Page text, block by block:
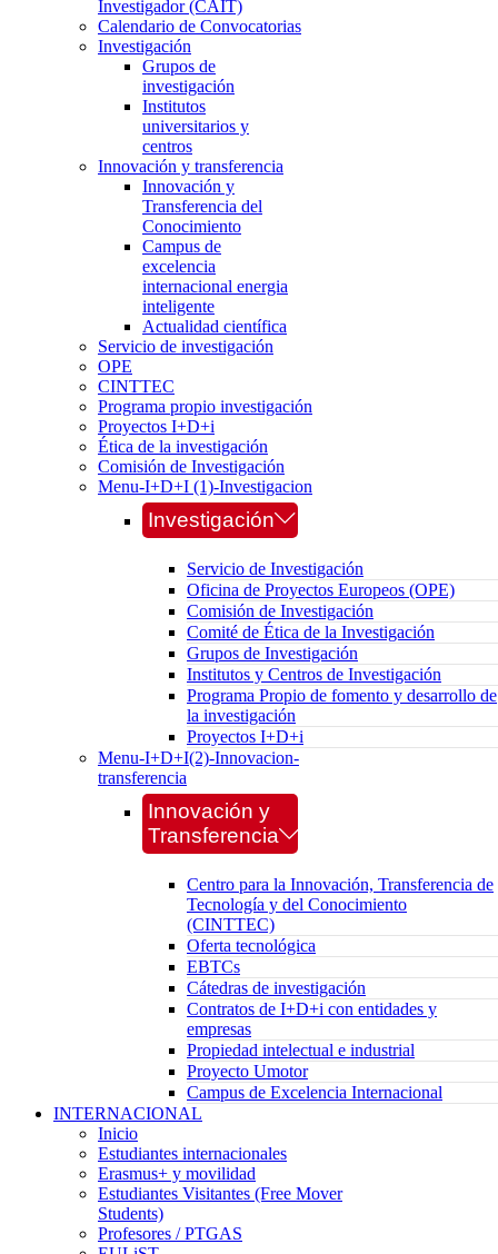
Investigador (CAIT)
Calendario de Convocatorias
Investigación
Grupos de
investigación
Institutos
universitarios y
centros
Innovación y transferencia
Innovación y
Transferencia del
Conocimiento
Campus de
excelencia
internacional energia
inteligente
Actualidad científica
Servicio de investigación
OPE
CINTTEC
Programa propio investigación
Proyectos I+D+i
Ética de la investigación
Comisión de Investigación
Menu-I+D+I (1)-Investigacion
Investigación
Servicio de Investigación
Oficina de Proyectos Europeos (OPE)
Comisión de Investigación
Comité de Ética de la Investigación
Grupos de Investigación
Institutos y Centros de Investigación
Programa Propio de fomento y desarrollo de
la investigación
Proyectos I+D+i
Menu-I+D+I(2)-Innovacion-
transferencia
Innovación y
Transferencia
Centro para la Innovación, Transferencia de
Tecnología y del Conocimiento
(CINTTEC)
Oferta tecnológica
EBTCs
Cátedras de investigación
Contratos de I+D+i con entidades y
empresas
Propiedad intelectual e industrial
Proyecto Umotor
Campus de Excelencia Internacional
INTERNACIONAL
Inicio
Estudiantes internacionales
Erasmus+ y movilidad
Estudiantes Visitantes (Free Mover
Students)
Profesores / PTGAS